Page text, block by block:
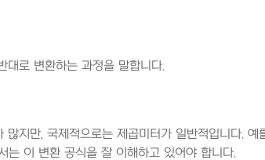
대로 변환하는 과정을 말합니다.
많지만, 국제적으로는 제곱미터가 일반적입니다.
는 이 변환 공식을 잘 이해하고 있어야 합니다.